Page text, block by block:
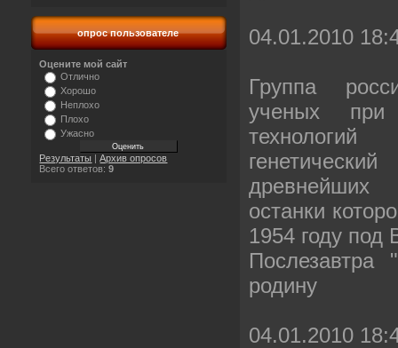
опрос пользователе
Оцените мой сайт
Отлично
Хорошо
Неплохо
Плохо
Ужасно
Результаты |Архив опросов
Всего ответов:9
04.01.2010
Группа
ученых
останки
1954 году
Послезавтра
родину
04.01.2010